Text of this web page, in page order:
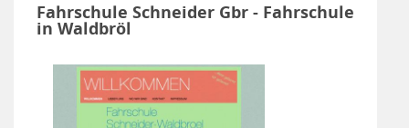
Fahrschule Schneider Gbr - Fahrschule
in Waldbröl